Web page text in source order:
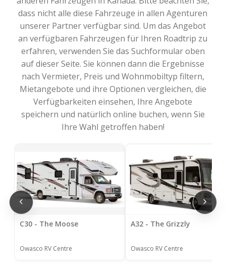
dass nicht alle diese Fahrzeuge in allen Agenturen
unserer Partner verfügbar sind. Um das Angebot
an verfügbaren Fahrzeugen für Ihren Roadtrip zu
erfahren, verwenden Sie das Suchformular oben
auf dieser Seite. Sie können dann die Ergebnisse
nach Vermieter, Preis und Wohnmobiltyp filtern,
Mietangebote und ihre Optionen vergleichen, die
Verfügbarkeiten einsehen, Ihre Angebote
speichern und natürlich online buchen, wenn Sie
Ihre Wahl getroffen haben!
C30 - The Moose
Owasco RV Centre
A32 - The Grizzly
Owasco RV Centre